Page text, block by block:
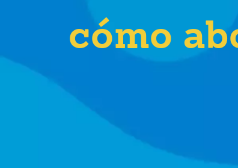
cómo